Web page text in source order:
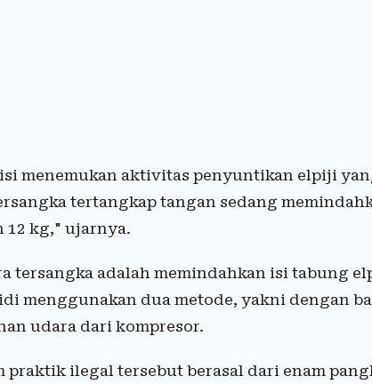
menemukan aktivitas penyuntikan elpiji
tertangkap tangan sedang
12 kg," ujarnya.
tersangka adalah memindahkan isi tabung
menggunakan dua metode, yakni dengan
udara dari kompresor.
ilegal tersebut berasal dari enam